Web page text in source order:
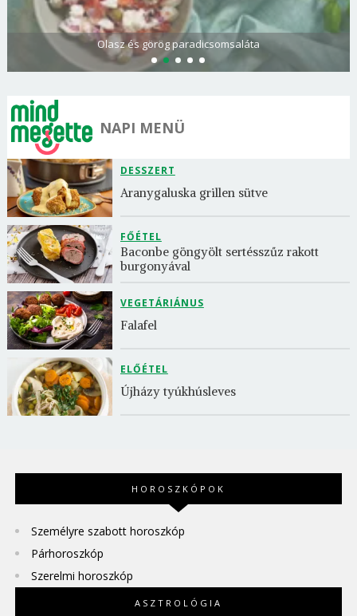
Olasz és görög paradicsomsaláta
NAPI MENÜ
DESSZERT
Aranygaluska grillen sütve
FŐÉTEL
Baconbe göngyölt sertésszűz rakott
burgonyával
VEGETÁRIÁNUS
Falafel
ELŐÉTEL
Újházy tyúkhúsleves
HOROSZKÓPOK
Személyre szabott horoszkóp
Párhoroszkóp
Szerelmi horoszkóp
ASZTROLÓGIA